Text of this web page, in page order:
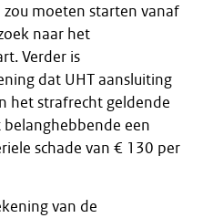
zou moeten starten vanaf
naar het
Verder is
dat UHT aansluiting
het strafrecht geldende
een
schade van € 130 per
van de